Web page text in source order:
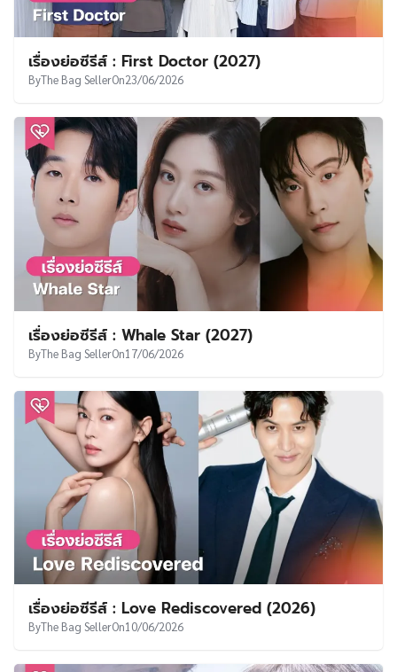
เรื่องย่อซีรีส์ : Love Cloud (2027)
By The Bag SellerOn 09/07/2026
เรื่องย่อซีรีส์ : First Doctor (2027)
The Bag Seller 23/06/2026